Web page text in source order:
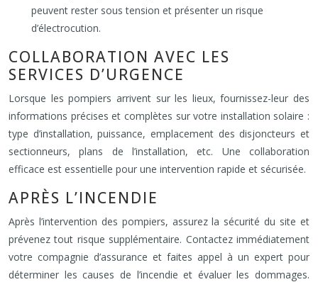
peuvent rester sous tension et présenter un risque
d’électrocution.
COLLABORATION AVEC LES
SERVICES D’URGENCE
Lorsque les pompiers arrivent sur les lieux, fournissez-leur des
informations précises et complètes sur votre installation solaire :
type d’installation, puissance, emplacement des disjoncteurs et
sectionneurs, plans de l’installation, etc. Une collaboration
efficace est essentielle pour une intervention rapide et sécurisée.
APRÈS L’INCENDIE
Après l’intervention des pompiers, assurez la sécurité du site et
prévenez tout risque supplémentaire. Contactez immédiatement
votre compagnie d’assurance et faites appel à un expert pour
déterminer les causes de l’incendie et évaluer les dommages.